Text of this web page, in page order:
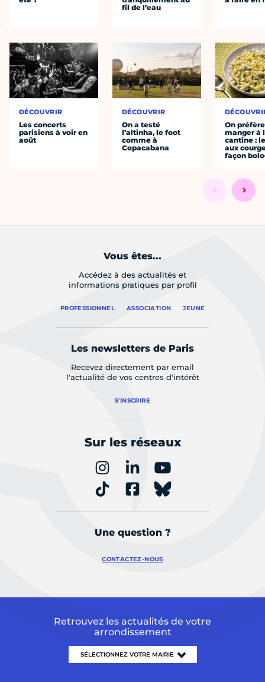
DÉCOUVRIR
Les concerts
parisiens à voir en
août
fil de l’eau
DÉCOUVRIR
On a testé
l’altinha, le foot
comme à
Copacabana
On préfère
manger à
cantine :
aux
façon
Vous êtes...
Accédez à des actualités et
informations pratiques par profil
PROFESSIONNEL ASSOCIATION JEUNE
Les newsletters de Paris
Recevez directement par email
l'actualité de vos centres d'intérêt
S'INSCRIRE
Sur les réseaux
Une question ?
CONTACTEZ-NOUS
Retrouvez les actualités de votre
arrondissement